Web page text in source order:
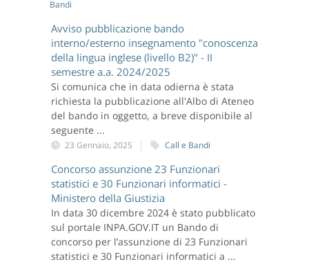
Bandi
Avviso pubblicazione bando
interno/esterno insegnamento "conoscenza
della lingua inglese (livello B2)" - II
semestre a.a. 2024/2025
Si comunica che in data odierna è stata
richiesta la pubblicazione all'Albo di Ateneo
del bando in oggetto, a breve disponibile al
seguente ...
23 Gennaio, 2025 Call e Bandi
Concorso assunzione 23 Funzionari
statistici e 30 Funzionari informatici -
Ministero della Giustizia
In data 30 dicembre 2024 è stato pubblicato
sul portale INPA.GOV.IT un Bando di
concorso per l’assunzione di 23 Funzionari
statistici e 30 Funzionari informatici a ...